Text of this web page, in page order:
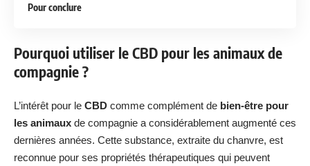
Pour conclure
Pourquoi utiliser le CBD pour les animaux de
compagnie ?
L’intérêt pour le CBD comme complément de bien-être pour
les animaux de compagnie a considérablement augmenté ces
dernières années. Cette substance, extraite du chanvre, est
reconnue pour ses propriétés thérapeutiques qui peuvent